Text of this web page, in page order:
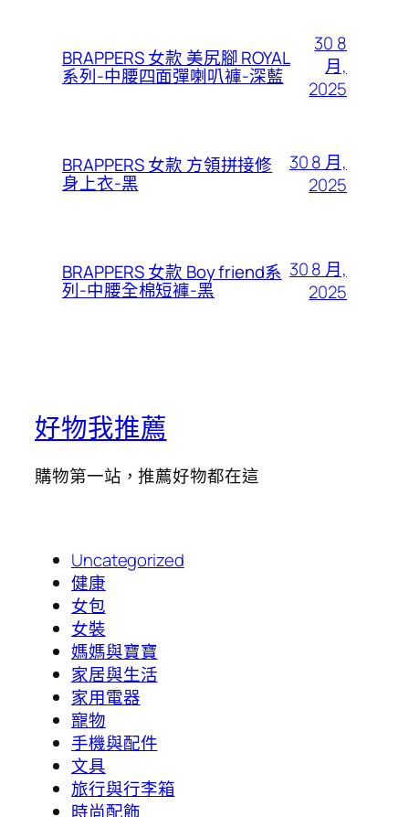
BRAPPERS 女款 美尻腳 ROYAL
系列-中腰四面彈喇叭褲-深藍
30 8
月,
2025
BRAPPERS 女款 方領拼接修
身上衣-黑
30 8 月,
2025
BRAPPERS 女款 Boy friend系
列-中腰全棉短褲-黑
30 8 月,
2025
好物我推薦
購物第一站，推薦好物都在這
Uncategorized
健康
女包
女裝
媽媽與寶寶
家居與生活
家用電器
寵物
手機與配件
文具
旅行與行李箱
時尚配飾